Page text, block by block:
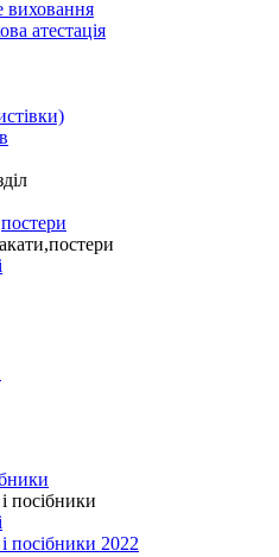
виховання
атестація
посібники
посібники 2022